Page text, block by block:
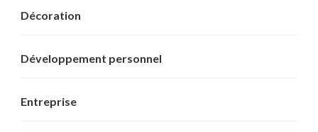
Décoration
Développement personnel
Entreprise